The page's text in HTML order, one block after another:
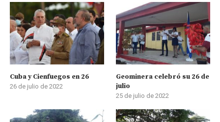
Cuba y Cienfuegos en 26
26 de julio de 2022
Geominera celebró su 26 de
julio
25 de julio de 2022